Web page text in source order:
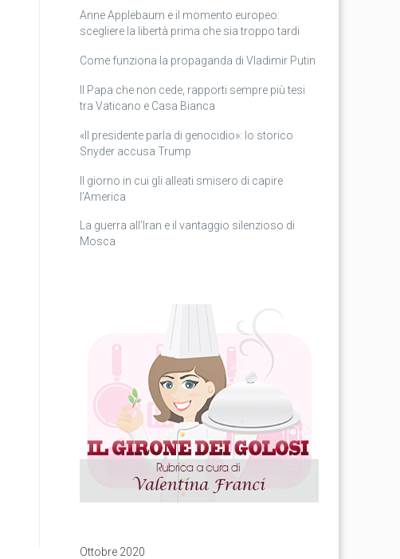
Anne Applebaum e il momento europeo:
scegliere la libertà prima che sia troppo tardi
Come funziona la propaganda di Vladimir Putin
Il Papa che non cede, rapporti sempre più tesi
tra Vaticano e Casa Bianca
«Il presidente parla di genocidio»: lo storico
Snyder accusa Trump
Il giorno in cui gli alleati smisero di capire
l’America
La guerra all’Iran e il vantaggio silenzioso di
Mosca
Ottobre 2020